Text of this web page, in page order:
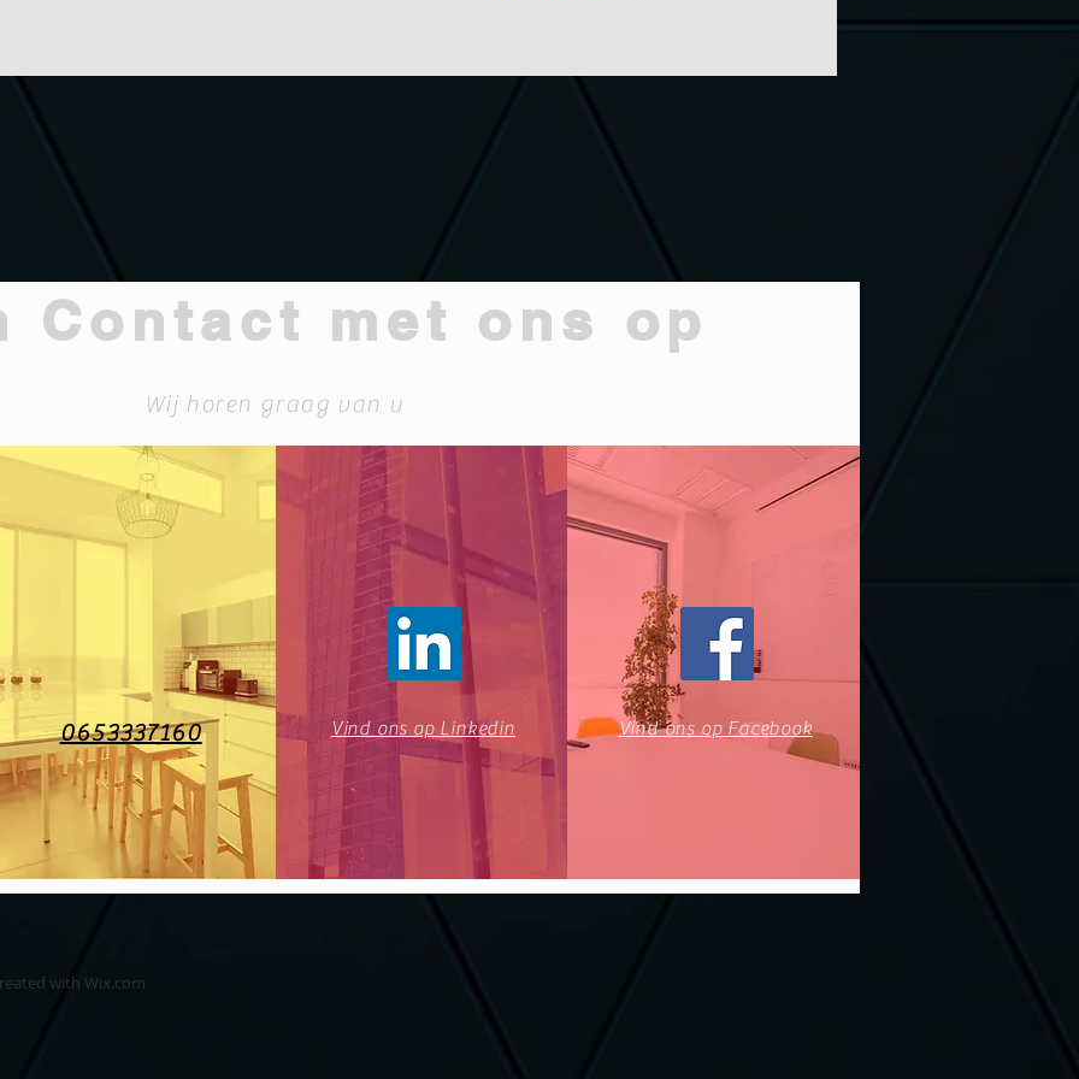
Contact met ons op
Wij horen graag van u
0653337160 Vind ons op Linkedin Vind ons op Facebook
with Wix.com